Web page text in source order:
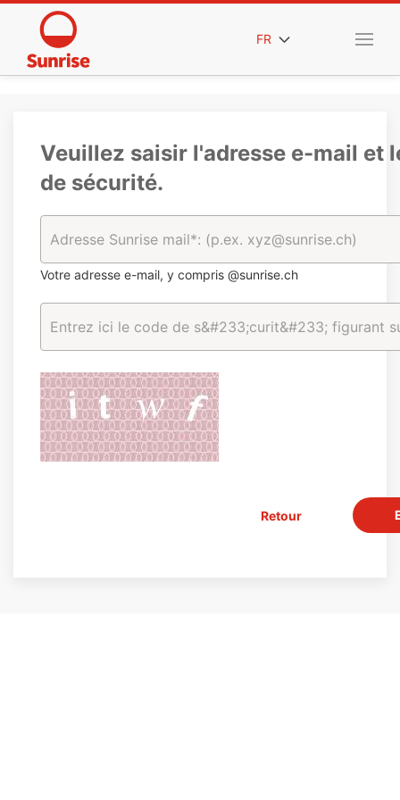
FR
Veuillez saisir l'adresse e-mail et
de sécurité.
Votre adresse e-mail, y compris @sunrise.ch
Retour